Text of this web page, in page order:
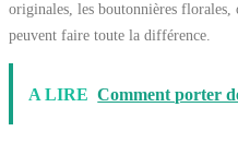
originales, les boutonnières florales,
peuvent faire toute la différence.
A LIRE Comment porter